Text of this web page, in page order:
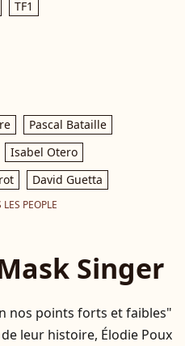
TF1
Pascal Bataille
Isabel Otero
David Guetta
PEOPLE
Singer
nos points forts et faibles"
leur histoire, Élodie Poux